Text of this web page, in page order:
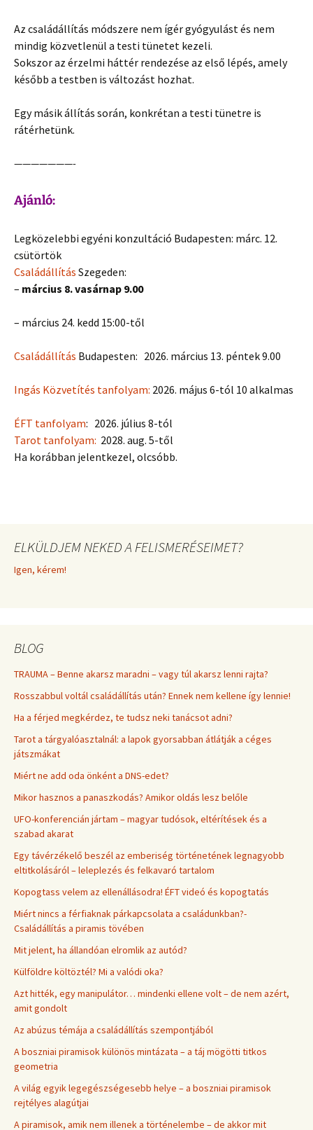
Az családállítás módszere nem ígér gyógyulást és nem
mindig közvetlenül a testi tünetet kezeli.
Sokszor az érzelmi háttér rendezése az első lépés, amely
később a testben is változást hozhat.
Egy másik állítás során, konkrétan a testi tünetre is
rátérhetünk.
———————-
Ajánló:
Legközelebbi egyéni konzultáció Budapesten: márc. 12.
csütörtök
Családállítás Szegeden:
– március 8. vasárnap 9.00
– március 24. kedd 15:00-től
Családállítás Budapesten: 2026. március 13. péntek 9.00
Ingás Közvetítés tanfolyam: 2026. május 6-tól 10 alkalmas
ÉFT tanfolyam: 2026. július 8-tól
Tarot tanfolyam: 2028. aug. 5-től
Ha korábban jelentkezel, olcsóbb.
ELKÜLDJEM NEKED A FELISMERÉSEIMET?
Igen, kérem!
BLOG
TRAUMA – Benne akarsz maradni – vagy túl akarsz lenni rajta?
Rosszabbul voltál családállítás után? Ennek nem kellene így lennie!
Ha a férjed megkérdez, te tudsz neki tanácsot adni?
Tarot a tárgyalóasztalnál: a lapok gyorsabban átlátják a céges
játszmákat
Miért ne add oda önként a DNS-edet?
Mikor hasznos a panaszkodás? Amikor oldás lesz belőle
UFO-konferencián jártam – magyar tudósok, eltérítések és a
szabad akarat
Egy távérzékelő beszél az emberiség történetének legnagyobb
eltitkolásáról – leleplezés és felkavaró tartalom
Kopogtass velem az ellenállásodra! ÉFT videó és kopogtatás
Miért nincs a férfiaknak párkapcsolata a családunkban?-
Családállítás a piramis tövében
Mit jelent, ha állandóan elromlik az autód?
Külföldre költöztél? Mi a valódi oka?
Azt hitték, egy manipulátor… mindenki ellene volt – de nem azért,
amit gondolt
Az abúzus témája a családállítás szempontjából
A boszniai piramisok különös mintázata – a táj mögötti titkos
geometria
A világ egyik legegészségesebb helye – a boszniai piramisok
rejtélyes alagútjai
A piramisok, amik nem illenek a történelembe – de akkor mit